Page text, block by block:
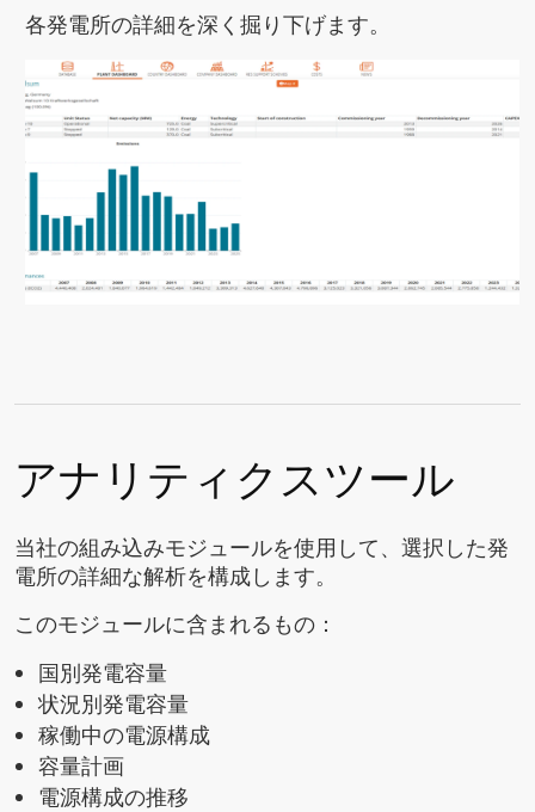
各発電所の詳細を深く掘り下げます。
アナリティクスツール
当社の組み込みモジュールを使用して、選択した発
電所の詳細な解析を構成します。
このモジュールに含まれるもの：
国別発電容量
状況別発電容量
稼働中の電源構成
容量計画
電源構成の推移